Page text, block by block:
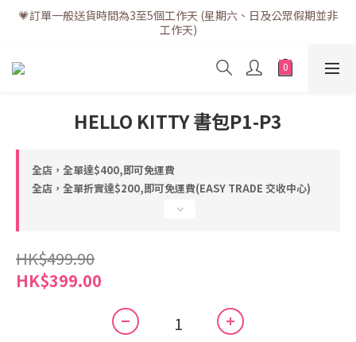
💗訂單一般送貨時間為3至5個工作天 (星期六、日及公眾假期並非
工作天)
💗訂單一般送貨時間為3至5個工作天 (星期六、日及公眾假期並非
工作天)
💗折實滿$400免運費 | 滿$200免自取點運費
💗立即下載全新會員APP享有專屬會員禮遇
💗訂單一般送貨時間為3至5個工作天 (星期六、日及公眾假期並非
工作天)
HELLO KITTY 書包P1-P3
全店，全單達$400,即可免運費
全店，全單折實達$200,即可免運費(EASY TRADE 交收中心)
HK$499.90
HK$399.00